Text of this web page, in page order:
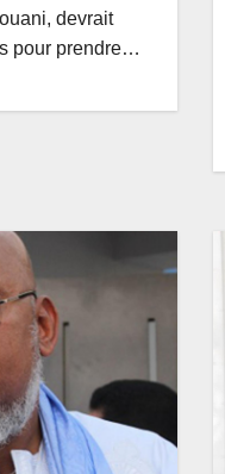
devrait
pour prendre…